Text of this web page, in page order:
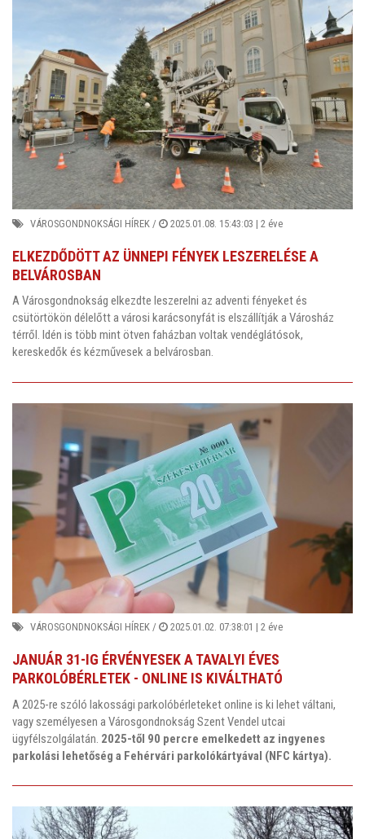
VÁROSGONDNOKSÁGI HÍREK / 2025.01.08. 15:43:03 | 2 éve
ELKEZDŐDÖTT AZ ÜNNEPI FÉNYEK LESZERELÉSE A
BELVÁROSBAN
A Városgondnokság elkezdte leszerelni az adventi fényeket és
csütörtökön délelőtt a városi karácsonyfát is elszállítják a Városház
térről. Idén is több mint ötven faházban voltak vendéglátósok,
kereskedők és kézművesek a belvárosban.
VÁROSGONDNOKSÁGI HÍREK / 2025.01.02. 07:38:01 | 2 éve
JANUÁR 31-IG ÉRVÉNYESEK A TAVALYI ÉVES
PARKOLÓBÉRLETEK - ONLINE IS KIVÁLTHATÓ
A 2025-re szóló lakossági parkolóbérleteket online is ki lehet váltani,
vagy személyesen a Városgondnokság Szent Vendel utcai
ügyfélszolgálatán. 2025-től 90 percre emelkedett az ingyenes
parkolási lehetőség a Fehérvári parkolókártyával (NFC kártya).